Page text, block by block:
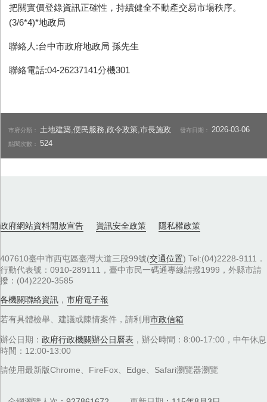
把關實價登錄資訊正確性，持續健全不動產交易市場秩序。
(3/6*4)*地政局
聯絡人:台中市政府地政局 孫先生
聯絡電話:04-26237141分機301
市府分類：土地建築,便民服務,政令政策,市長施政 發布日期：2026-03-06
點閱次數：524
政府網站資料開放宣告 資訊安全政策 隱私權政策
407610臺中市西屯區臺灣大道三段99號(交通位置) Tel:(04)2228-9111．
行動代表號：0910-289111，臺中市民一碼通專線請撥1999，外縣市請
撥：(04)2220-3585
各機關聯絡資訊 ， 市府電子報
若有具體檢舉、建議或陳情案件，請利用市政信箱
辦公日期： 政府行政機關辦公日曆表 ，辦公時間：8:00-17:00，中午休息
時間：12:00-13:00
請使用最新版Chrome、FireFox、Edge、Safari瀏覽器瀏覽